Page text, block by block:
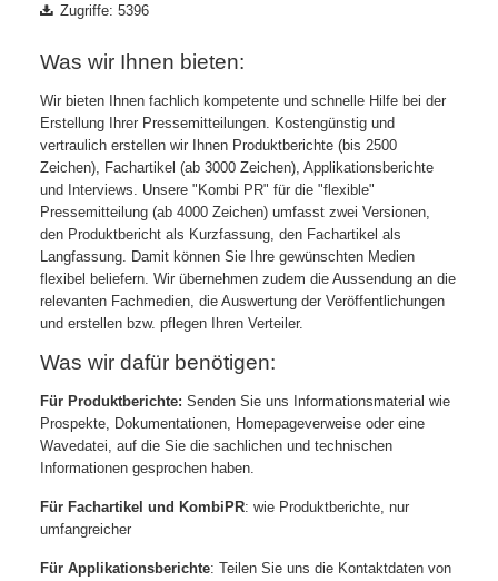
Zugriffe: 5396
Was wir Ihnen bieten:
Wir bieten Ihnen fachlich kompetente und schnelle Hilfe bei der
Erstellung Ihrer Pressemitteilungen. Kostengünstig und
vertraulich erstellen wir Ihnen Produktberichte (bis 2500
Zeichen), Fachartikel (ab 3000 Zeichen), Applikationsberichte
und Interviews. Unsere "Kombi PR" für die "flexible"
Pressemitteilung (ab 4000 Zeichen) umfasst zwei Versionen,
den Produktbericht als Kurzfassung, den Fachartikel als
Langfassung. Damit können Sie Ihre gewünschten Medien
flexibel beliefern. Wir übernehmen zudem die Aussendung an die
relevanten Fachmedien, die Auswertung der Veröffentlichungen
und erstellen bzw. pflegen Ihren Verteiler.
Was wir dafür benötigen:
Für Produktberichte:Senden Sie uns Informationsmaterial wie
Prospekte, Dokumentationen, Homepageverweise oder eine
Wavedatei, auf die Sie die sachlichen und technischen
Informationen gesprochen haben.
Für Fachartikel und KombiPR: wie Produktberichte, nur
umfangreicher
Für Applikationsberichte: Teilen Sie uns die Kontaktdaten von